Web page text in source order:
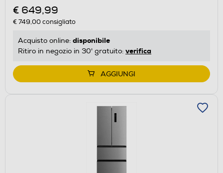
di
risparmio
energetico
di
€ 649,99
€ 749,00consigliato
Acquisto online: disponibile
Ritiro in negozio in 30' gratuito: verifica
AGGIUNGI